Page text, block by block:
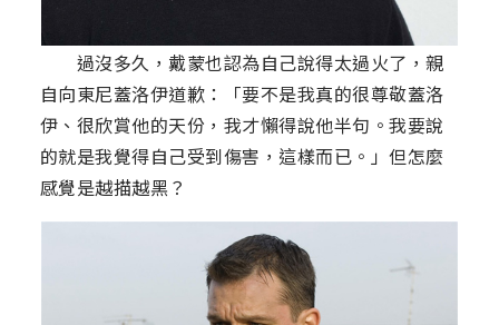
過沒多久，戴蒙也認為自己說得太過火了，親
自向東尼蓋洛伊道歉：「要不是我真的很尊敬蓋洛
伊、很欣賞他的天份，我才懶得說他半句。我要說
的就是我覺得自己受到傷害，這樣而已。」但怎麼
感覺是越描越黑？